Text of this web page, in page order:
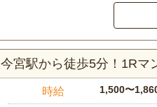
今宮駅から徒歩5分！1Rマ
時給 1,500〜